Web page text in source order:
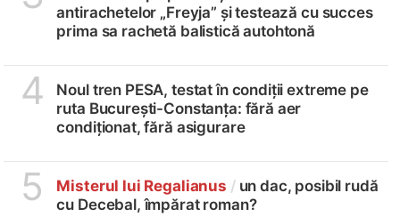
antirachetelor „Freyja” și testează cu succes
prima sa rachetă balistică autohtonă
4
Noul tren PESA, testat în condiții extreme pe
ruta București-Constanța: fără aer
condiționat, fără asigurare
5 Misterul lui Regalianus /un dac, posibil rudă
cu Decebal, împărat roman?